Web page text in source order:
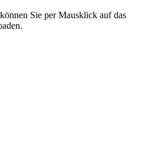
Sie per Mausklick auf das